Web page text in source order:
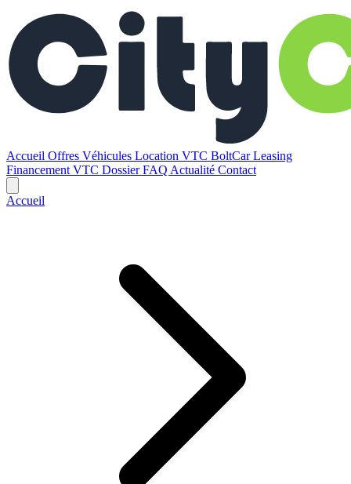
Accueil Offres Véhicules Location VTC BoltCarLeasing
Financement VTC DossierFAQ Actualité Contact
Accueil